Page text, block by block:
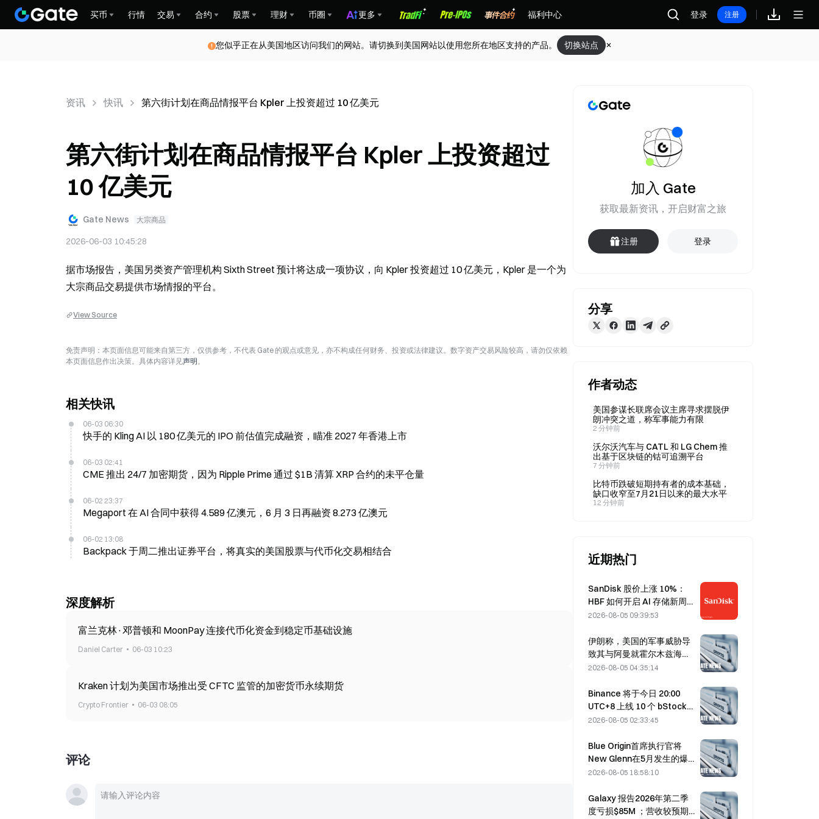
买币 行情 交易 合约 股票 理财 币圈 更多 福利中心 登录 注册
您似乎正在从美国地区访问我们的网站。请切换到美国网站以使用您所在地区支持的产品。 切换站点
资讯 快讯 第六街计划在商品情报平台 Kpler 上投资超过 10 亿美元
第六街计划在商品情报平台 Kpler 上投资超过
10 亿美元
Gate News 大宗商品
2026-06-03 10:45:28
据市场报告，美国另类资产管理机构 Sixth Street 预计将达成一项协议，向 Kpler 投资超过 10 亿美元，Kpler 是一个为
大宗商品交易提供市场情报的平台。
View Source
免责声明：本页面信息可能来自第三方，仅供参考，不代表 Gate 的观点或意见，亦不构成任何财务、投资或法律建议。数字资产交易风险较高，请勿仅依赖
本页面信息作出决策。具体内容详见声明。
相关快讯
06-03 06:30
快手的 Kling AI 以 180 亿美元的 IPO 前估值完成融资，瞄准 2027 年香港上市
06-03 02:41
CME 推出 24/7 加密期货，因为 Ripple Prime 通过 $1B 清算 XRP 合约的未平仓量
06-02 23:37
Megaport 在 AI 合同中获得 4.589 亿澳元，6 月 3 日再融资 8.273 亿澳元
06-02 13:08
Backpack 于周二推出证券平台，将真实的美国股票与代币化交易相结合
深度解析
富兰克林·邓普顿和 MoonPay 连接代币化资金到稳定币基础设施
Daniel Carter 06-03 10:23
Kraken 计划为美国市场推出受 CFTC 监管的加密货币永续期货
Crypto Frontier 06-03 08:05
评论
加入 Gate
获取最新资讯，开启财富之旅
注册 登录
分享
作者动态
美国参谋长联席会议主席寻求摆脱伊
朗冲突之道，称军事能力有限
2 分钟前
沃尔沃汽车与 CATL 和 LG Chem 推
出基于区块链的钴可追溯平台
7 分钟前
比特币跌破短期持有者的成本基础，
缺口收窄至7月21日以来的最大水平
12 分钟前
近期热门
SanDisk 股价上涨 10%：
HBF 如何开启 AI 存储新周
期，财报能否验证增长逻
2026-08-05 09:39:53
伊朗称，美国的军事威胁导
致其与阿曼就霍尔木兹海峡
达成协议的时间推迟至8月5
2026-08-05 04:35:14
Binance 将于今日 20:00
UTC+8 上线 10 个 bStocks
交易对，挂单手续费为零
2026-08-05 02:33:45
Blue Origin首席执行官将
New Glenn在5月发生的爆
炸归因于BE-4发动机阀门故
2026-08-05 18:58:10
Galaxy 报告2026年第二季
度亏损$85M ；营收较预期